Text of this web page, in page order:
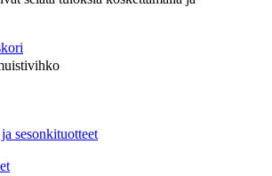
sesonkituotteet